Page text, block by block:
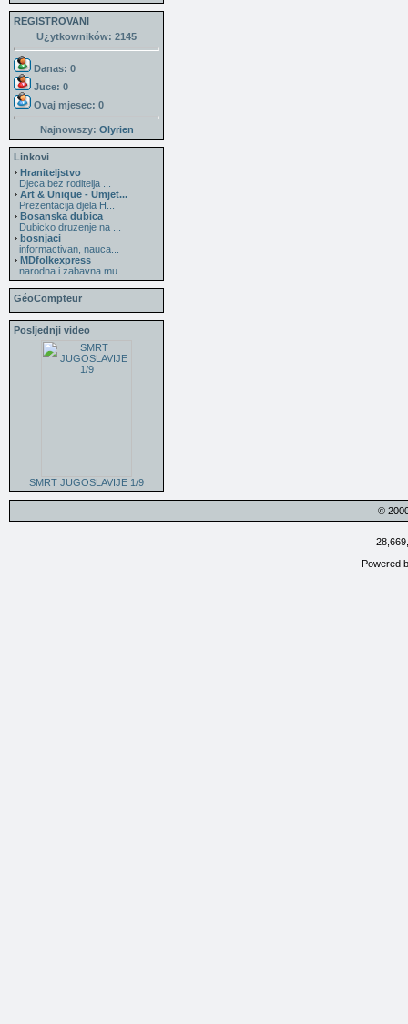
REGISTROVANI
U¿ytkowników: 2145
Danas: 0
Juce: 0
Ovaj mjesec: 0
Najnowszy: Olyrien
Linkovi
Hraniteljstvo
Djeca bez roditelja ...
Art & Unique - Umjet...
Prezentacija djela H...
Bosanska dubica
Dubicko druzenje na ...
bosnjaci
informactivan, nauca...
MDfolkexpress
narodna i zabavna mu...
GéoCompteur
Posljednji video
SMRT JUGOSLAVIJE 1/9
©
Powered